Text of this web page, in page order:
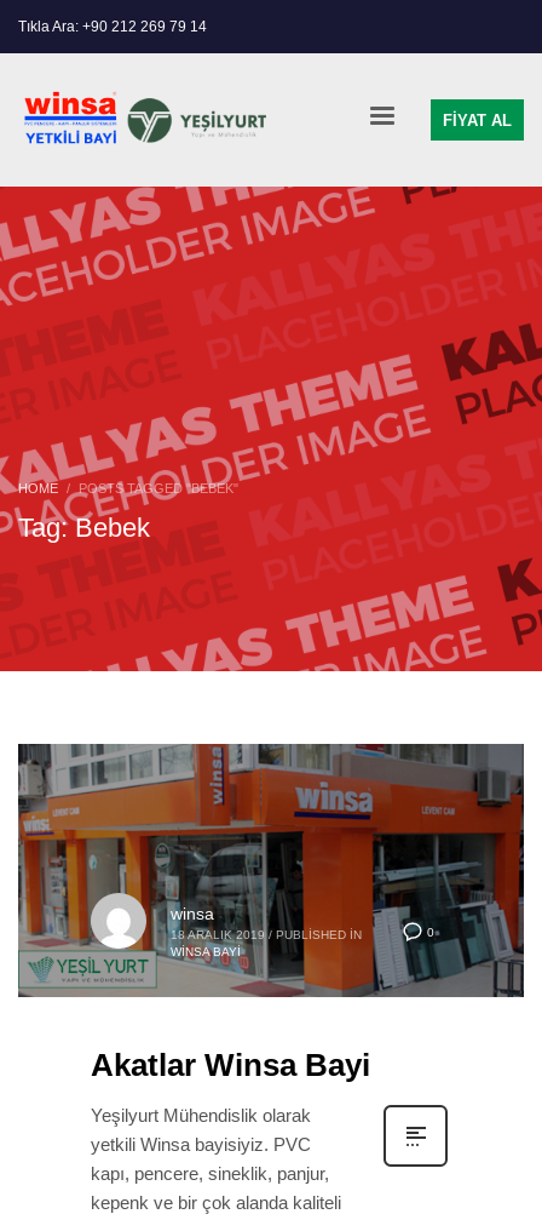
Tıkla Ara: +90 212 269 79 14
FİYAT AL
HOME POSTS TAGGED "BEBEK"
Tag: Bebek
0
winsa
18 ARALIK 2019 / PUBLISHED IN
WINSA BAYI
Akatlar Winsa Bayi
Yeşilyurt Mühendislik olarak
yetkili Winsa bayisiyiz. PVC
kapı, pencere, sineklik, panjur,
kepenk ve bir çok alanda kaliteli